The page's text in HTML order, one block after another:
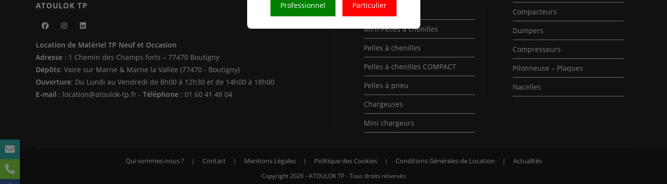
ATOULOK TP
dans
un
nouvel
onglet
dans
un
nouvel
onglet
dans
un
nouvel
onglet
Location de Matériel TP Neuf et Occasion
Adresse : 1 Chemin des Champs forts – 77470 Boutigny
Dépôts: Vaire sur Marne & Marne la Vallée (77470 - Boutigny)
Ouverture: Du Lundi au Vendredi de 8h00 à 12h30 et de 14h00 à 18h00
E-mail : location@atoulok-tp.fr - Téléphone : 01 60 41 48 04
Nos Produits
Mini-Pelles à chenilles
Pelles à chenilles
Pelles à chenilles COMPACT
Pelles à pneu
Chargeuses
Mini chargeurs
Compacteurs
Dumpers
Compresseurs
Pilonneuse – Plaques
Nacelles
Qui sommes-nous ? Contact Mentions Légales Politique des Cookies Conditions Générales de Location Actualités
Copyright 2026 - ATOULOK TP - Tous droits réservés
Professionnel Particulier